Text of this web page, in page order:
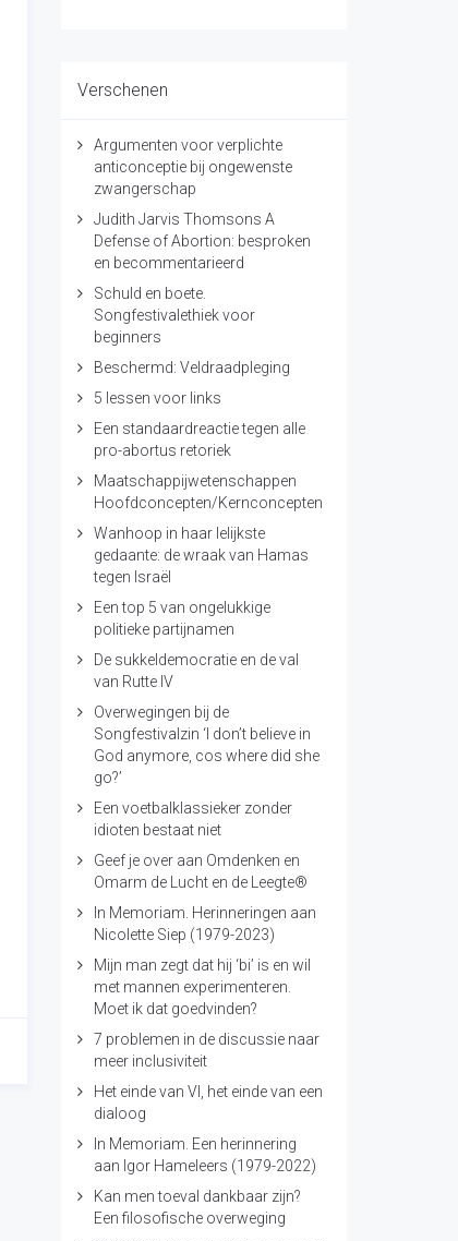
Verschenen
Argumenten voor verplichte
anticonceptie bij ongewenste
zwangerschap
Judith Jarvis Thomsons A
Defense of Abortion: besproken
en becommentarieerd
Schuld en boete.
Songfestivalethiek voor
beginners
Beschermd: Veldraadpleging
5 lessen voor links
Een standaardreactie tegen alle
pro-abortus retoriek
Maatschappijwetenschappen
Hoofdconcepten/Kernconcepten
Wanhoop in haar lelijkste
gedaante: de wraak van Hamas
tegen Israël
Een top 5 van ongelukkige
politieke partijnamen
De sukkeldemocratie en de val
van Rutte IV
Overwegingen bij de
Songfestivalzin ‘I don’t believe in
God anymore, cos where did she
go?’
Een voetbalklassieker zonder
idioten bestaat niet
Geef je over aan Omdenken en
Omarm de Lucht en de Leegte®
In Memoriam. Herinneringen aan
Nicolette Siep (1979-2023)
Mijn man zegt dat hij ‘bi’ is en wil
met mannen experimenteren.
Moet ik dat goedvinden?
7 problemen in de discussie naar
meer inclusiviteit
Het einde van VI, het einde van een
dialoog
In Memoriam. Een herinnering
aan Igor Hameleers (1979-2022)
Kan men toeval dankbaar zijn?
Een filosofische overweging